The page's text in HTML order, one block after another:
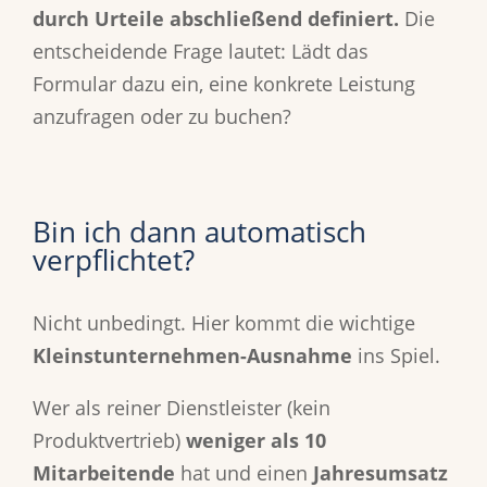
durch Urteile abschließend definiert. Die
entscheidende Frage lautet: Lädt das
Formular dazu ein, eine konkrete Leistung
anzufragen oder zu buchen?
Bin ich dann automatisch
verpflichtet?
Nicht unbedingt. Hier kommt die wichtige
Kleinstunternehmen-Ausnahme ins Spiel.
Wer als reiner Dienstleister (kein
Produktvertrieb) weniger als 10
Mitarbeitende hat und einen Jahresumsatz